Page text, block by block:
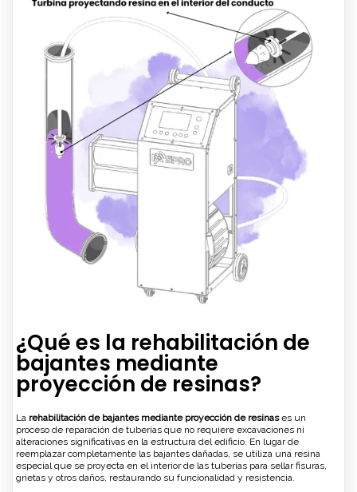
¿Qué es la rehabilitación de
bajantes mediante
proyección de resinas?
La rehabilitación de bajantes mediante proyección de resinases un
proceso de reparación de tuberías que no requiere excavaciones ni
alteraciones significativas en la estructura del edificio. En lugar de
reemplazar completamente las bajantes dañadas, se utiliza una resina
especial que se proyecta en el interior de las tuberías para sellar fisuras,
grietas y otros daños, restaurando su funcionalidad y resistencia.